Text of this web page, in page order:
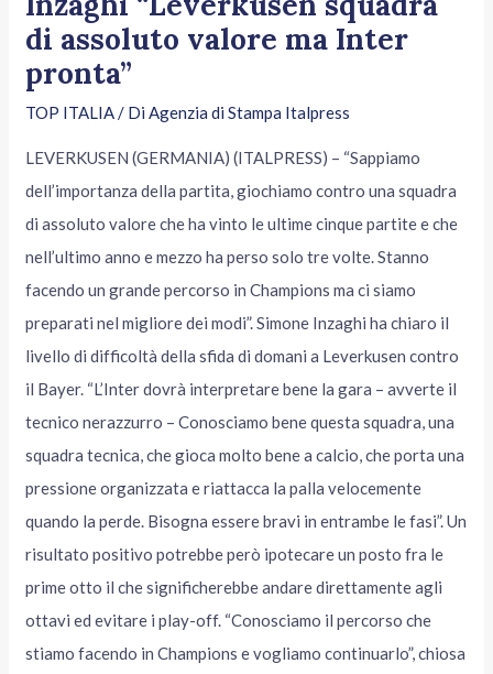
di assoluto valore ma Inter
pronta”
TOP ITALIA/ DiAgenzia di Stampa Italpress
LEVERKUSEN (GERMANIA) (ITALPRESS) – “Sappiamo
dell’importanza della partita, giochiamo contro una squadra
di assoluto valore che ha vinto le ultime cinque partite e che
nell’ultimo anno e mezzo ha perso solo tre volte. Stanno
facendo un grande percorso in Champions ma ci siamo
preparati nel migliore dei modi”. Simone Inzaghi ha chiaro il
livello di difficoltà della sfida di domani a Leverkusen contro
il Bayer. “L’Inter dovrà interpretare bene la gara – avverte il
tecnico nerazzurro – Conosciamo bene questa squadra, una
squadra tecnica, che gioca molto bene a calcio, che porta una
pressione organizzata e riattacca la palla velocemente
quando la perde. Bisogna essere bravi in entrambe le fasi”. Un
risultato positivo potrebbe però ipotecare un posto fra le
prime otto il che significherebbe andare direttamente agli
ottavi ed evitare i play-off. “Conosciamo il percorso che
stiamo facendo in Champions e vogliamo continuarlo”, chiosa